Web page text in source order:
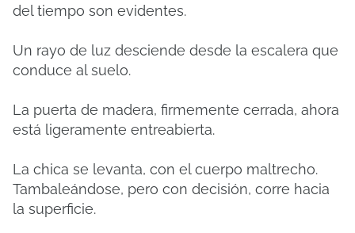
del tiempo son evidentes.
Un rayo de luz desciende desde la escalera que
conduce al suelo.
La puerta de madera, firmemente cerrada, ahora
está ligeramente entreabierta.
La chica se levanta, con el cuerpo maltrecho.
Tambaleándose, pero con decisión, corre hacia
la superficie.